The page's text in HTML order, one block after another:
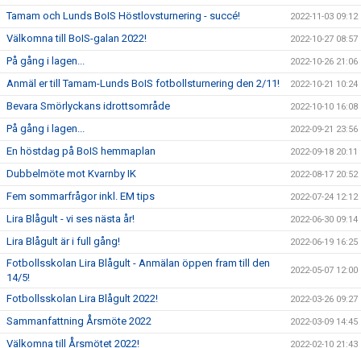
Tamam och Lunds BoIS Höstlovsturnering - succé! 2022-11-03 09:12
Välkomna till BoIS-galan 2022! 2022-10-27 08:57
På gång i lagen... 2022-10-26 21:06
Anmäl er till Tamam-Lunds BoIS fotbollsturnering den 2/11! 2022-10-21 10:24
Bevara Smörlyckans idrottsområde 2022-10-10 16:08
På gång i lagen... 2022-09-21 23:56
En höstdag på BoIS hemmaplan 2022-09-18 20:11
Dubbelmöte mot Kvarnby IK 2022-08-17 20:52
Fem sommarfrågor inkl. EM tips 2022-07-24 12:12
Lira Blågult - vi ses nästa år! 2022-06-30 09:14
Lira Blågult är i full gång! 2022-06-19 16:25
Fotbollsskolan Lira Blågult - Anmälan öppen fram till den
14/5!
2022-05-07 12:00
Fotbollsskolan Lira Blågult 2022! 2022-03-26 09:27
Sammanfattning Årsmöte 2022 2022-03-09 14:45
Välkomna till Årsmötet 2022! 2022-02-10 21:43